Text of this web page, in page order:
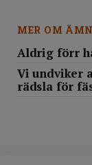
MER OM
Aldrig förr
Vi undviker
rädsla för